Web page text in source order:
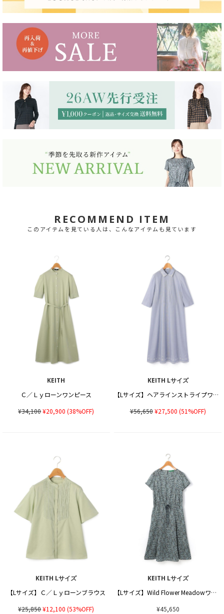
RECOMMEND ITEM
このアイテムを見ている人は、こんなアイテムも見ています
KEITH
Ｃ／Ｌｙローンワンピース
¥34,100¥20,900 (38%OFF)
KEITH Lサイズ
【Lサイズ】ヘアラインストライプワンピース
¥56,650¥27,500 (51%OFF)
KEITH Lサイズ
【Lサイズ】Ｃ／Ｌｙローンブラウス
¥25,850¥12,100 (53%OFF)
KEITH Lサイズ
【Lサイズ】Wild Flower Meadowワンピース
¥45,650